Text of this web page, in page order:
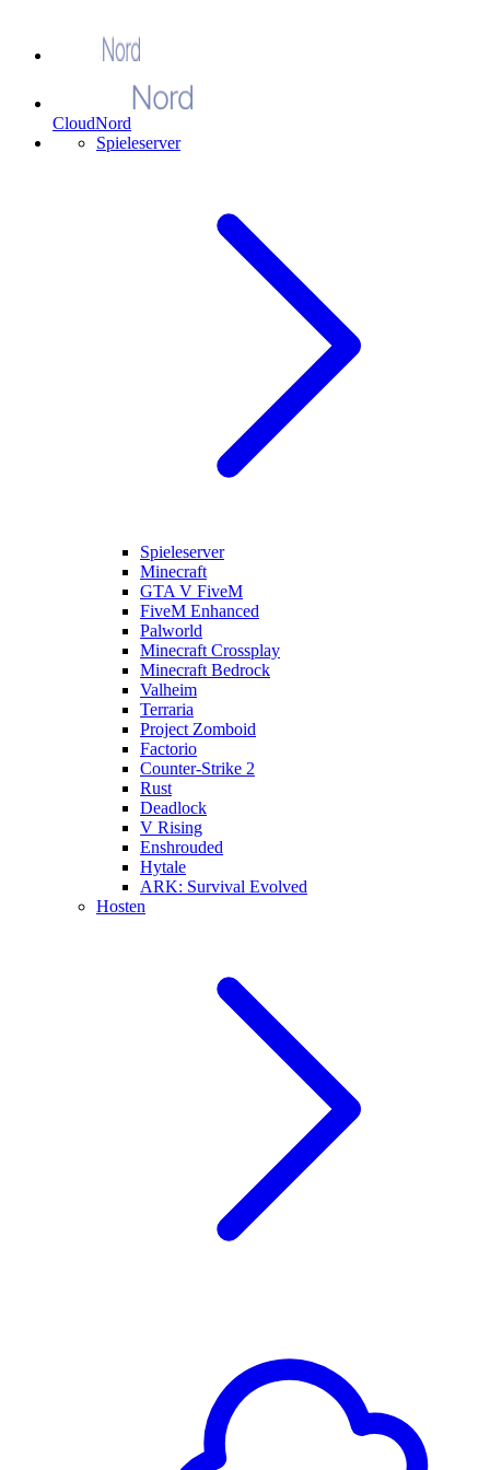
CloudNord
Spieleserver
Spieleserver
Minecraft
GTA V FiveM
FiveM Enhanced
Palworld
Minecraft Crossplay
Minecraft Bedrock
Valheim
Terraria
Project Zomboid
Factorio
Counter-Strike 2
Rust
Deadlock
V Rising
Enshrouded
Hytale
ARK: Survival Evolved
Hosten